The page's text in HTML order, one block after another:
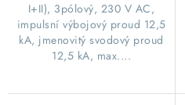
I+II), 3pólový, 230 V AC,
impulsní výbojový proud 12,5
kA, jmenovitý svodový proud
12,5 kA, max....